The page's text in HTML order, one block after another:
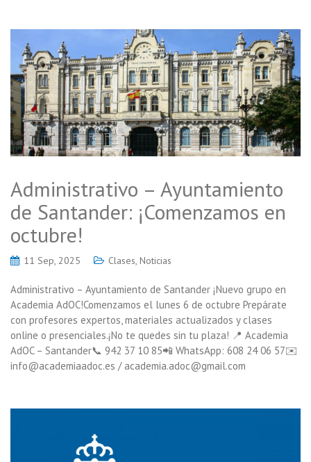
Administrativo – Ayuntamiento
de Santander: ¡Comenzamos en
octubre!
11 Sep, 2025 Clases, Noticias
Administrativo – Ayuntamiento de Santander ¡Nuevo grupo en
Academia AdOC!Comenzamos el lunes 6 de octubre Prepárate
con profesores expertos, materiales actualizados y clases
online o presenciales.¡No te quedes sin tu plaza! 📍 Academia
AdOC – Santander📞 942 37 10 85📲 WhatsApp: 608 24 06 57✉️
info@academiaadoc.es / academia.adoc@gmail.com